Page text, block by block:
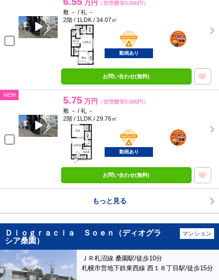
万円 （管理費等5,000円）
敷 － / 礼 －
2階 / 1LDK / 34.07㎡
BunChinPAY
ポンタ
部屋
動画あり
お問い合わせ(無料)
NEW 5.75 万円 （管理費等5,000円）
敷 － / 礼 －
2階 / 1LDK / 29.76㎡
BunChinPAY
ポンタ
部屋
動画あり
お問い合わせ(無料)
もっと見る
Ｄｉｏｇｒａｃｉａ Ｓｏｅｎ（ディオグラ
シア桑園）
マンション
ＪＲ札沼線 桑園駅/徒歩10分
札幌市営地下鉄東西線 西１８丁目駅/徒歩15分